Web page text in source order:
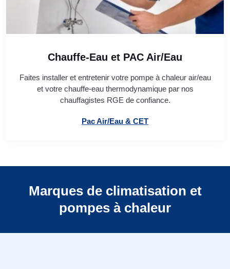
Chauffe-Eau et PAC Air/Eau
Faites installer et entretenir votre pompe à chaleur air/eau
et votre chauffe-eau thermodynamique par nos
chauffagistes RGE de confiance.
Pac Air/Eau & CET
Marques de climatisation et
pompes à chaleur